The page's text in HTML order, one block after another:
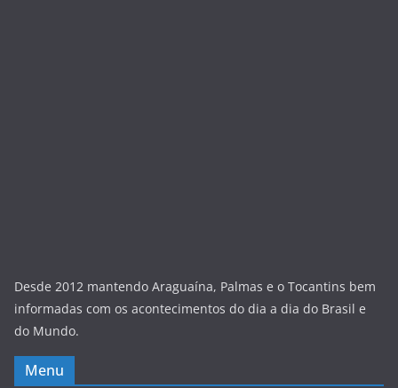
Desde 2012 mantendo Araguaína, Palmas e o Tocantins bem
informadas com os acontecimentos do dia a dia do Brasil e
do Mundo.
Menu